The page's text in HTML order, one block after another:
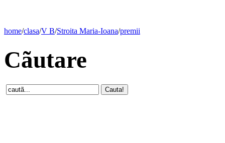
home/clasa/V B/Stroita Maria-Ioana/premii
Cãutare